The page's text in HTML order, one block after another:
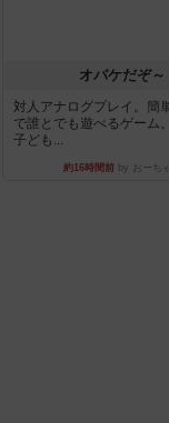
オバケだぞ～
対人アナログプレイ。簡
で誰とでも遊べるゲーム
子ども...
約16時間前by おーちゃ